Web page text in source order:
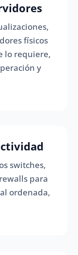
físicos
lo requiere,
y
switches,
para
ordenada,